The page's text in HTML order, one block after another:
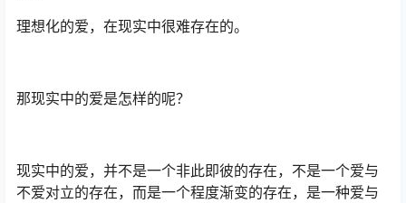
理想化的爱，在现实中很难存在的。
那现实中的爱是怎样的呢？
现实中的爱，并不是一个非此即彼的存在，不是一个爱与
不爱对立的存在，而是一个程度渐变的存在，是一种爱与